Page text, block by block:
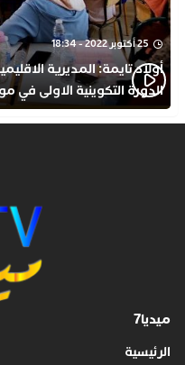
25 أكتوبر 2022 - 18:34
الدورة التكوينية الاولى في
بمركز التكوين ثانوية الحسن
ميديا7
الرئيسية